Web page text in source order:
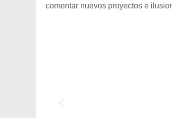
comentar nuevos proyectos e